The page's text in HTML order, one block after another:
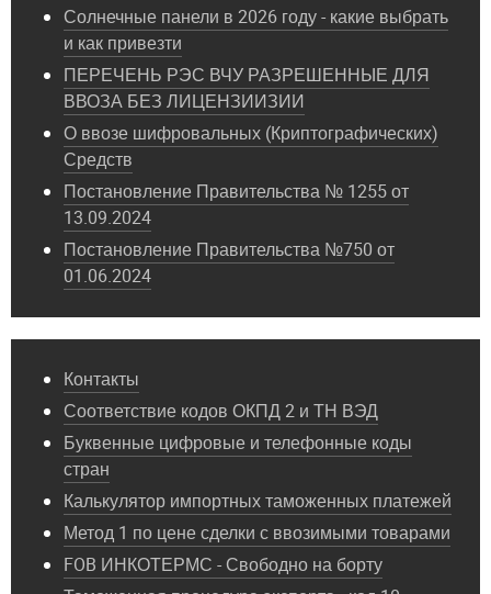
Солнечные панели в 2026 году - какие выбрать
и как привезти
ПЕРЕЧЕНЬ РЭС ВЧУ РАЗРЕШЕННЫЕ ДЛЯ
ВВОЗА БЕЗ ЛИЦЕНЗИИЗИИ
О ввозе шифровальных (Криптографических)
Средств
Постановление Правительства № 1255 от
13.09.2024
Постановление Правительства №750 от
01.06.2024
Контакты
Соответствие кодов ОКПД 2 и ТН ВЭД
Буквенные цифровые и телефонные коды
стран
Калькулятор импортных таможенных платежей
Метод 1 по цене сделки с ввозимыми товарами
FOB ИНКОТЕРМС - Свободно на борту